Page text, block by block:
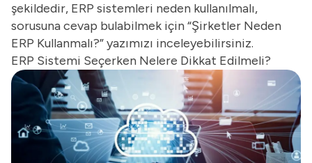
şekildedir, ERP sistemleri neden kullanılmalı,
sorusuna cevap bulabilmek için “Şirketler Neden
ERP Kullanmalı?” yazımızı inceleyebilirsiniz.
ERP Sistemi Seçerken Nelere Dikkat Edilmeli?